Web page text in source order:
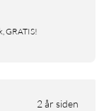
GRATIS!
2 år siden